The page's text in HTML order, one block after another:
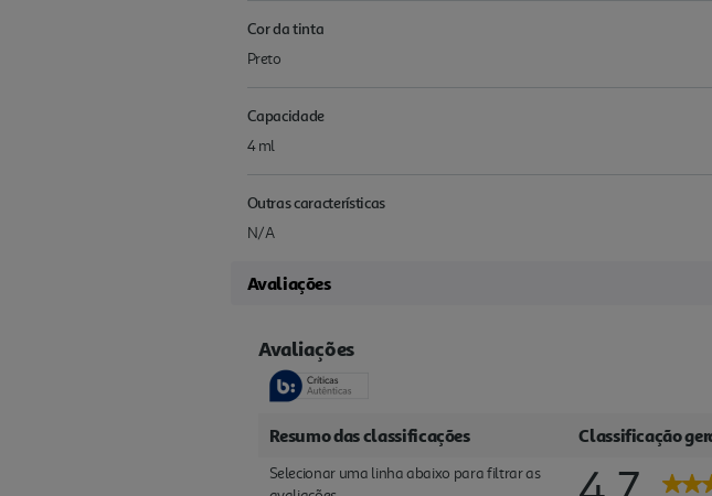
Cor da tinta
Preto
Capacidade
4 ml
Outras características
N/A
Avaliações